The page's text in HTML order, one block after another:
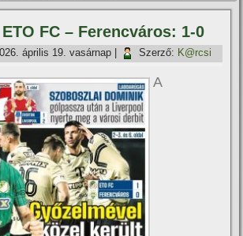
ETO FC – Ferencváros: 1-0
április 19. vasárnap Szerző: K@rcsi
A